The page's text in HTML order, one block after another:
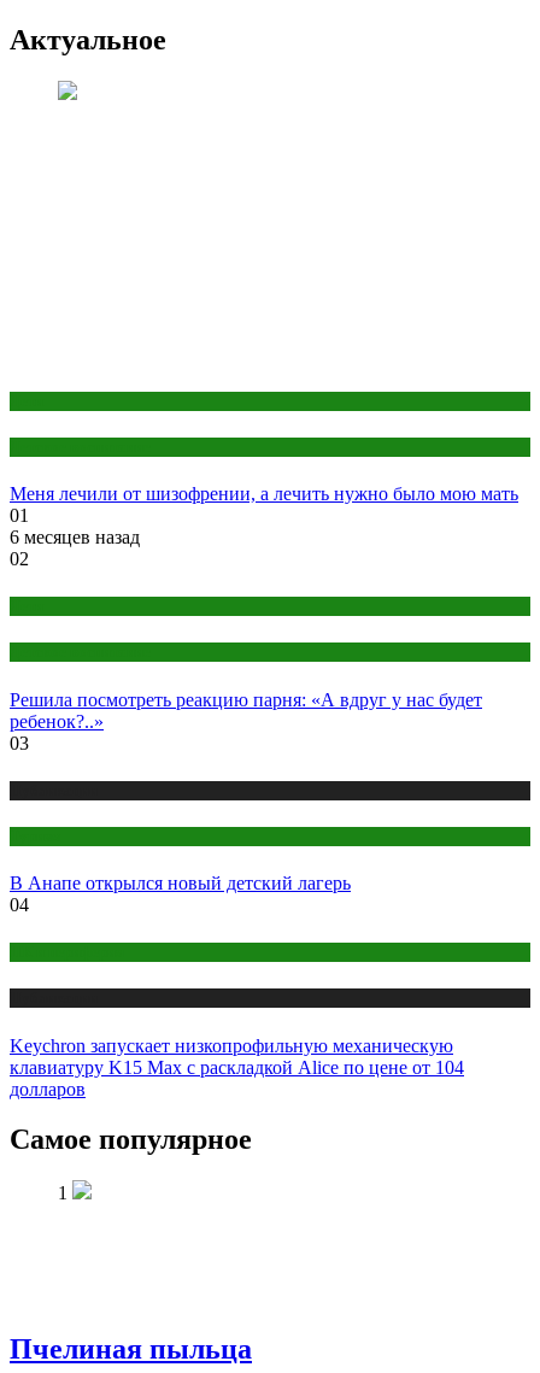
Актуальное
Меня лечили от шизофрении, а лечить нужно было мою мать
01
6 месяцев назад
02
Решила посмотреть реакцию парня: «А вдруг у нас будет
ребенок?..»
03
В Анапе открылся новый детский лагерь
04
Keychron запускает низкопрофильную механическую
клавиатуру K15 Max с раскладкой Alice по цене от 104
долларов
Самое популярное
1
Пчелиная пыльца